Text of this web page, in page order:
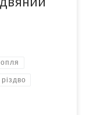
різдво